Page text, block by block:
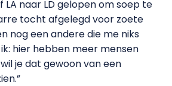
LA naar LD gelopen om soep te
tocht afgelegd voor zoete
nog een andere die me niks
hier hebben meer mensen
je dat gewoon van een